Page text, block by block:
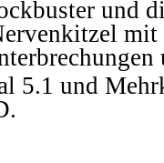
und
5.1 und